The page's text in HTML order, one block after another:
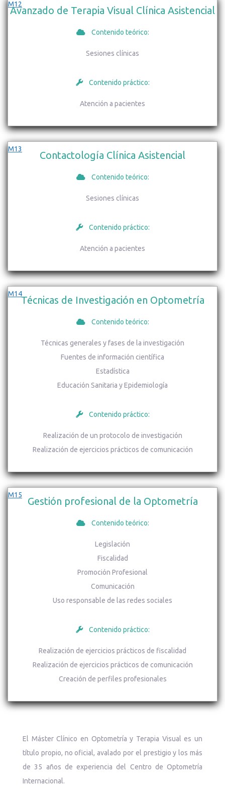
M12
Avanzado de Terapia Visual Clínica Asistencial
Contenido teórico:
Sesiones clínicas
Contenido práctico:
Atención a pacientes
M13
Contactología Clínica Asistencial
Contenido teórico:
Sesiones clínicas
Contenido práctico:
Atención a pacientes
M14
Técnicas de Investigación en Optometría
Contenido teórico:
Técnicas generales y fases de la investigación
Fuentes de información científica
Estadística
Educación Sanitaria y Epidemiología
Contenido práctico:
Realización de un protocolo de investigación
Realización de ejercicios prácticos de comunicación
M15
Gestión profesional de la Optometría
Contenido teórico:
Legislación
Fiscalidad
Promoción Profesional
Comunicación
Uso responsable de las redes sociales
Contenido práctico:
Realización de ejercicios prácticos de fiscalidad
Realización de ejercicios prácticos de comunicación
Creación de perfiles profesionales
El Máster Clínico en Optometría y Terapia Visual es un
título propio, no oficial, avalado por el prestigio y los más
de 35 años de experiencia del Centro de Optometría
Internacional.